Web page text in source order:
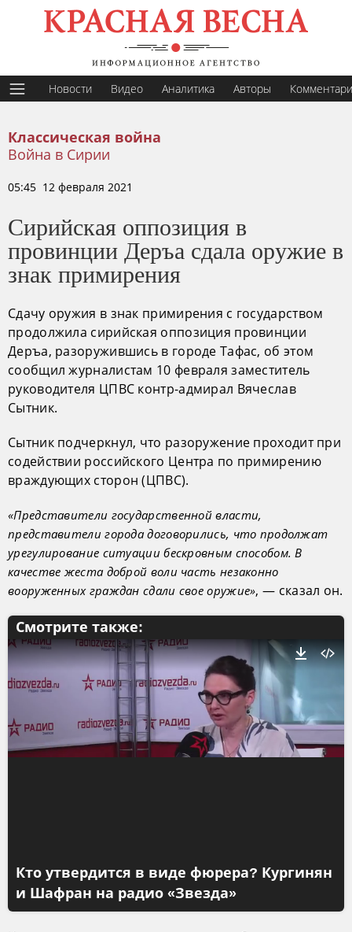
Новости Видео Аналитика Авторы
Классическая война
Война в Сирии
05:45 12 февраля 2021
Сирийская оппозиция в
провинции Деръа сдала оружие в
знак примирения
Сдачу оружия в знак примирения с государством
продолжила сирийская оппозиция провинции
Деръа, разоружившись в городе Тафас, об этом
сообщил журналистам 10 февраля заместитель
руководителя ЦПВС контр-адмирал Вячеслав
Сытник.
Сытник подчеркнул, что разоружение проходит при
содействии российского Центра по примирению
враждующих сторон (ЦПВС).
«Представители государственной власти,
представители города договорились, что продолжат
урегулирование ситуации бескровным способом. В
качестве жеста доброй воли часть незаконно
вооруженных граждан сдали свое оружие», — сказал он.
Смотрите также:
Кто утвердится в виде фюрера? Кургинян
и Шафран на радио «Звезда»